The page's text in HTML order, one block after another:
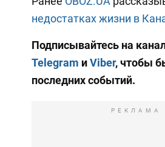
недостатках жизни в
Подписывайтесь на
Telegram иViber, чтобы
последних событий.
РЕКЛАМА